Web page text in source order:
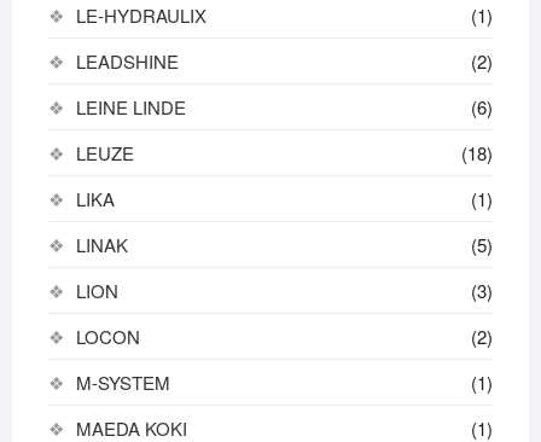
LE-HYDRAULIX
(1)
LEADSHINE
(2)
LEINE LINDE
(6)
LEUZE
(18)
LIKA
(1)
LINAK
(5)
LION
(3)
LOCON
(2)
M-SYSTEM
(1)
MAEDA KOKI
(1)